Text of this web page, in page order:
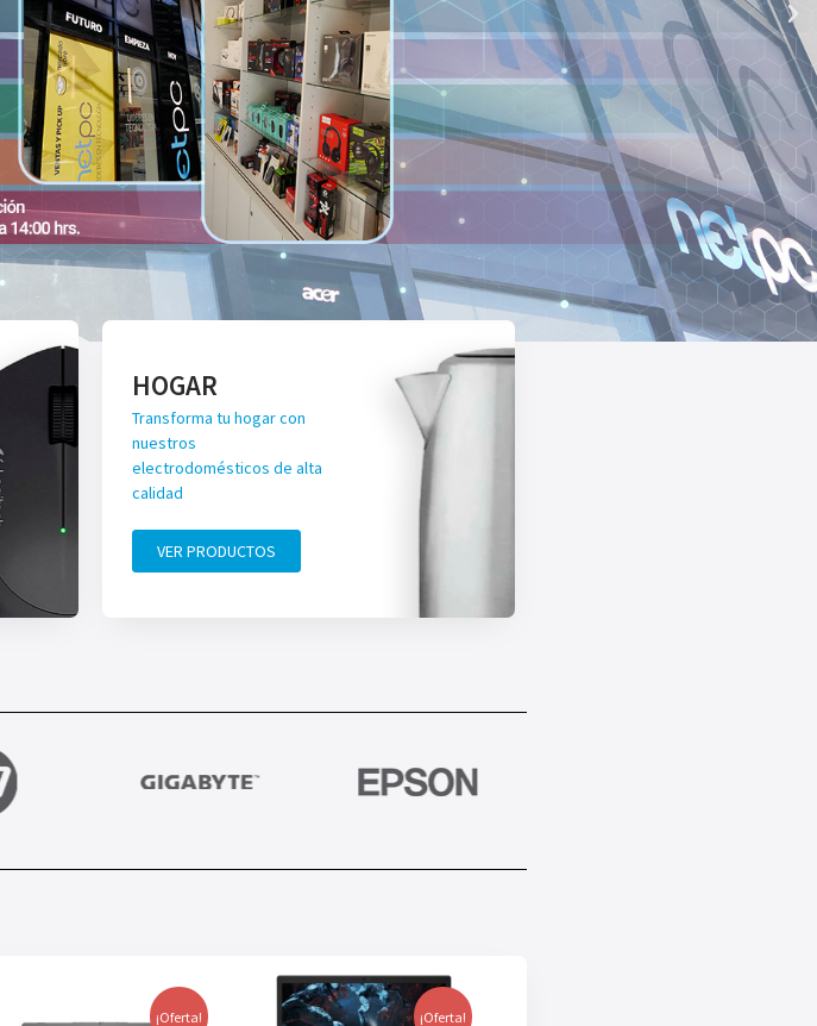
HOGAR
Transforma tu hogar con
nuestros
electrodomésticos de alta
calidad
VER PRODUCTOS
¡Oferta! ¡Oferta!